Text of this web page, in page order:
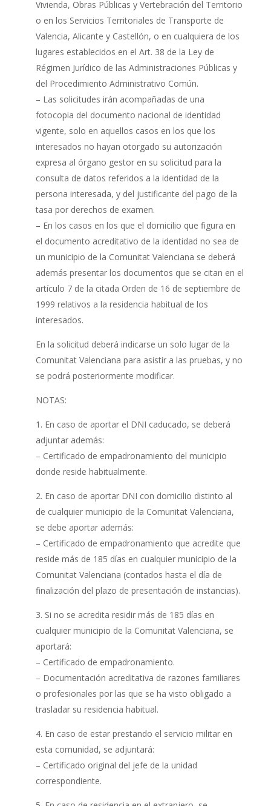
Vivienda, Obras Públicas y Vertebración del Territorio
o en los Servicios Territoriales de Transporte de
Valencia, Alicante y Castellón, o en cualquiera de los
lugares establecidos en el Art. 38 de la Ley de
Régimen Jurídico de las Administraciones Públicas y
del Procedimiento Administrativo Común.
– Las solicitudes irán acompañadas de una
fotocopia del documento nacional de identidad
vigente, solo en aquellos casos en los que los
interesados no hayan otorgado su autorización
expresa al órgano gestor en su solicitud para la
consulta de datos referidos a la identidad de la
persona interesada, y del justificante del pago de la
tasa por derechos de examen.
– En los casos en los que el domicilio que figura en
el documento acreditativo de la identidad no sea de
un municipio de la Comunitat Valenciana se deberá
además presentar los documentos que se citan en el
artículo 7 de la citada Orden de 16 de septiembre de
1999 relativos a la residencia habitual de los
interesados.
En la solicitud deberá indicarse un solo lugar de la
Comunitat Valenciana para asistir a las pruebas, y no
se podrá posteriormente modificar.
NOTAS:
1. En caso de aportar el DNI caducado, se deberá
adjuntar además:
– Certificado de empadronamiento del municipio
donde reside habitualmente.
2. En caso de aportar DNI con domicilio distinto al
de cualquier municipio de la Comunitat Valenciana,
se debe aportar además:
– Certificado de empadronamiento que acredite que
reside más de 185 días en cualquier municipio de la
Comunitat Valenciana (contados hasta el día de
finalización del plazo de presentación de instancias).
3. Si no se acredita residir más de 185 días en
cualquier municipio de la Comunitat Valenciana, se
aportará:
– Certificado de empadronamiento.
– Documentación acreditativa de razones familiares
o profesionales por las que se ha visto obligado a
trasladar su residencia habitual.
4. En caso de estar prestando el servicio militar en
esta comunidad, se adjuntará:
– Certificado original del jefe de la unidad
correspondiente.